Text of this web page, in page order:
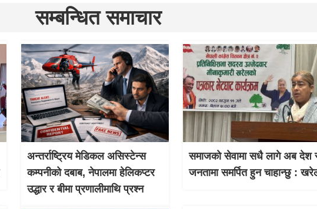
सम्बन्धित समाचार
अन्तर्राष्ट्रिय मेडिकल असिस्टेन्स
कम्पनीको दबाब, नेपालमा हेलिकप्टर
उद्धार र बीमा प्रणालीमाथि प्रश्न
समाजको सेवामा सधै लागे अब देश
जनतामा समर्पित हुन चाहान्छु :